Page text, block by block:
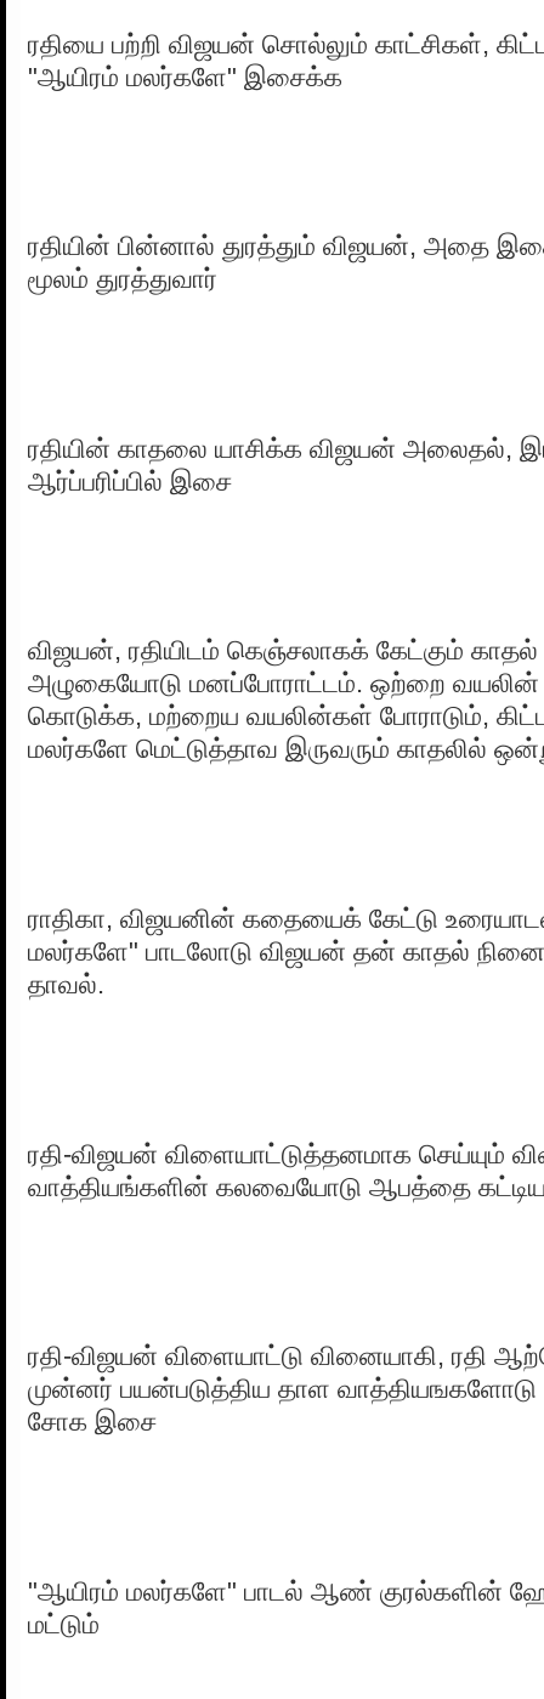
ரதியை பற்றி விஜயன் சொல்லும் காட்சிகள்,
"ஆயிரம் மலர்களே" இசைக்க
ரதியின் பின்னால் துரத்தும் விஜயன், அதை
மூலம் துரத்துவார்
ரதியின் காதலை யாசிக்க விஜயன் அலைதல்,
ஆர்ப்பரிப்பில் இசை
விஜயன், ரதியிடம் கெஞ்சலாகக் கேட்கும்
அழுகையோடு மனப்போராட்டம். ஒற்றை
கொடுக்க, மற்றைய வயலின்கள் போராடும்,
மலர்களே மெட்டுத்தாவ இருவரும் காதலில்
ராதிகா, விஜயனின் கதையைக் கேட்டு
மலர்களே" பாடலோடு விஜயன் தன் காதல்
தாவல்.
ரதி-விஜயன் விளையாட்டுத்தனமாக செய்யும்
வாத்தியங்களின் கலவையோடு ஆபத்தை கட்டியம்
ரதி-விஜயன் விளையாட்டு வினையாகி, ரதி
முன்னர் பயன்படுத்திய தாள
சோக இசை
"ஆயிரம் மலர்களே" பாடல் ஆண் குரல்களின்
மட்டும்